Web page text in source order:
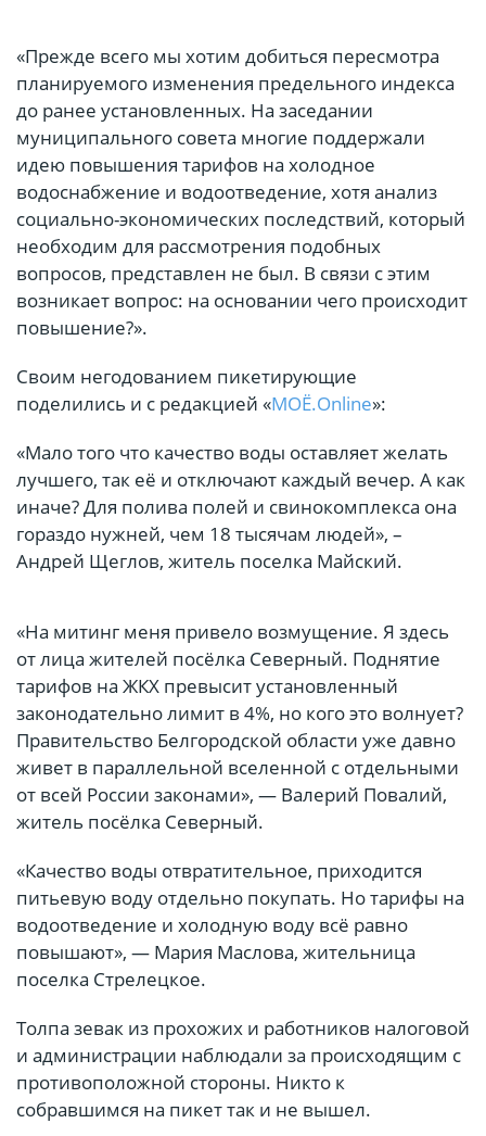
«Прежде всего мы хотим добиться пересмотра
планируемого изменения предельного индекса
до ранее установленных. На заседании
муниципального совета многие поддержали
идею повышения тарифов на холодное
водоснабжение и водоотведение, хотя анализ
социально-экономических последствий, который
необходим для рассмотрения подобных
вопросов, представлен не был. В связи с этим
возникает вопрос: на основании чего происходит
повышение?».
Своим негодованием пикетирующие
поделились и с редакцией «МОЁ.Online»:
«Мало того что качество воды оставляет желать
лучшего, так её и отключают каждый вечер. А как
иначе? Для полива полей и свинокомплекса она
гораздо нужней, чем 18 тысячам людей», –
Андрей Щеглов, житель поселка Майский.
«На митинг меня привело возмущение. Я здесь
от лица жителей посёлка Северный. Поднятие
тарифов на ЖКХ превысит установленный
законодательно лимит в 4%, но кого это волнует?
Правительство Белгородской области уже давно
живет в параллельной вселенной с отдельными
от всей России законами», — Валерий Повалий,
житель посёлка Северный.
«Качество воды отвратительное, приходится
питьевую воду отдельно покупать. Но тарифы на
водоотведение и холодную воду всё равно
повышают», — Мария Маслова, жительница
поселка Стрелецкое.
Толпа зевак из прохожих и работников налоговой
и администрации наблюдали за происходящим с
противоположной стороны. Никто к
собравшимся на пикет так и не вышел.